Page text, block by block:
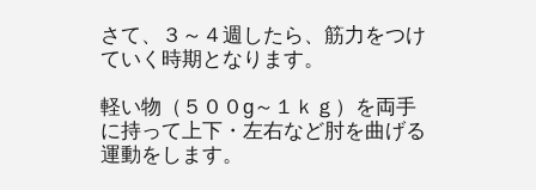
さて、３～４週したら、筋力をつけ
ていく時期となります。
軽い物（５００g～１ｋｇ）を両手
に持って上下・左右など肘を曲げる
運動をします。